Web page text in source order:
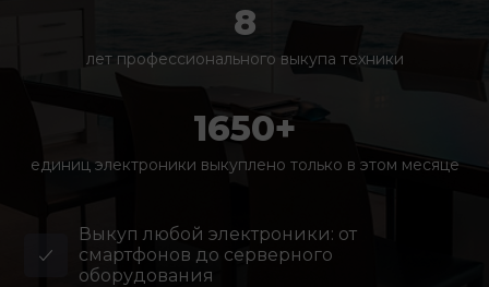
8
лет профессионального выкупа техники
1650+
единиц электроники выкуплено только в этом месяце
Выкуп любой электроники: от
смартфонов до серверного
оборудования